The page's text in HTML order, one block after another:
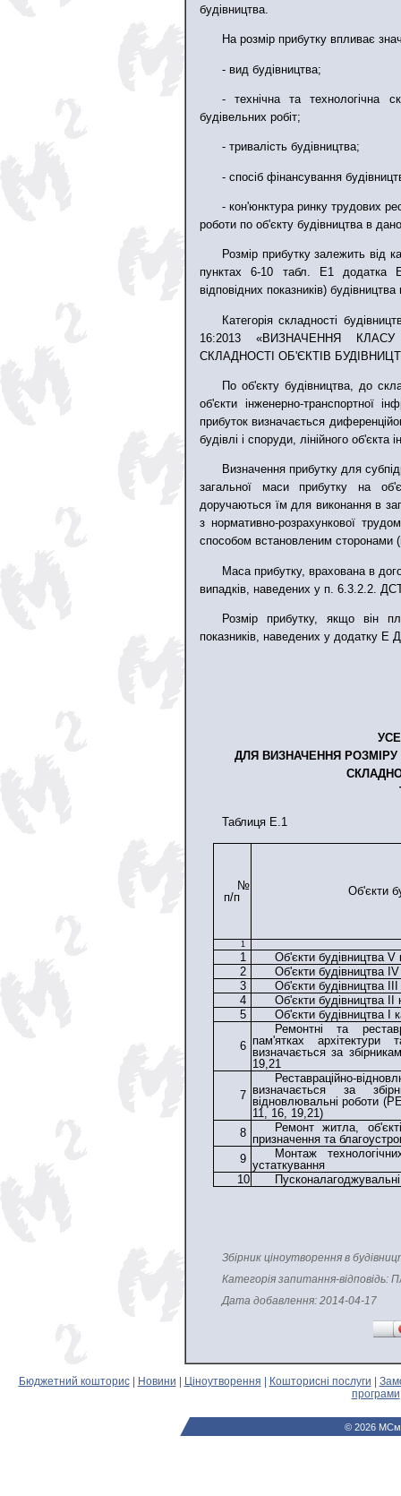
будівництва.
На розмір прибутку впливає
- вид будівництва;
- технічна та технологічна
будівельних робіт;
- тривалість будівництва;
- спосіб фінансування
- кон'юнктура ринку трудових
роботи по об'єкту будівництва в
Розмір прибутку залежить від
пунктах 6-10 табл. Е1 додатка
відповідних показників)
Категорія складності
16:2013 «ВИЗНАЧЕННЯ КЛАСУ
СКЛАДНОСТІ ОБ'ЄКТІВ
По об'єкту будівництва, до
об'єкти інженерно-транспортної
прибуток визначається
будівлі і споруди, лінійного об'єкта
Визначення прибутку для
загальної маси прибутку на
доручаються їм для виконання в
з нормативно-розрахункової
способом встановленим сторонами
Маса прибутку, врахована в
випадків, наведених у п. 6.3.2.2.
Розмір прибутку, якщо він
показників, наведених у додатку
ДЛЯ ВИЗНАЧЕННЯ
Таблиця Е.1
№
п/п
Об'єкти
1
1
Об'єкти будівництва V
2
Об'єкти будівництва IV
3
Об'єкти будівництва IІІ
4
Об'єкти будівництва IІ
5
Об'єкти будівництва I
6
Ремонтні та
пам'ятках архітектури
визначається за
19,21
7
Реставраційно-
визначається за
відновлювальні роботи
11, 16, 19,21)
8
Ремонт житла,
призначення та
9
Монтаж
устаткування
10
Збірник ціноутворення в
Категорія запитання-відповідь:
Дата добавлення: 2014-04-17
Бюджетний кошторис| Новини Ціноутворення Кошторисні послуги
програми
© 2026